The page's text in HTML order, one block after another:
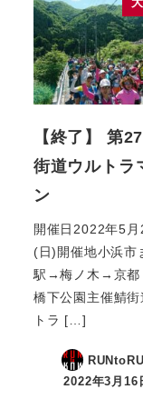
【終了】 第
街道ウルトラ
ン
開催日2022年5月
(日)開催地小浜市
駅→梅ノ木→京都
橋下公園主催鯖
トラ […]
2022年3月16